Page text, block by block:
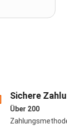
Sichere
Über 200